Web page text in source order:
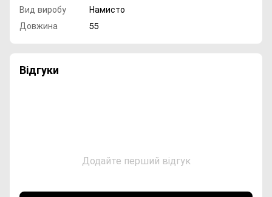
Вид виробу
Намисто
Довжина
55
Відгуки
Додайте перший відгук